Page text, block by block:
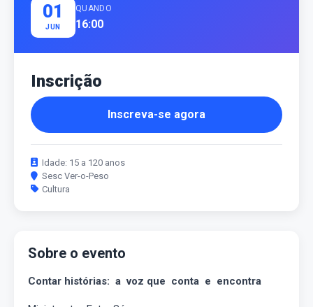
Sobre o evento
Contar histórias: a voz que conta e encontra
01
JUN
QUANDO
16:00
Inscrição
Inscreva-se agora
Idade: 15 a 120 anos
Sesc Ver-o-Peso
Cultura